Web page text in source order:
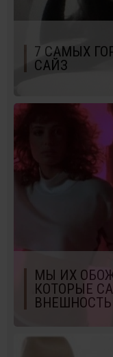
7 САМЫХ
САЙЗ
МЫ ИХ
КОТОРЫЕ
ВНЕШНОСТЬ